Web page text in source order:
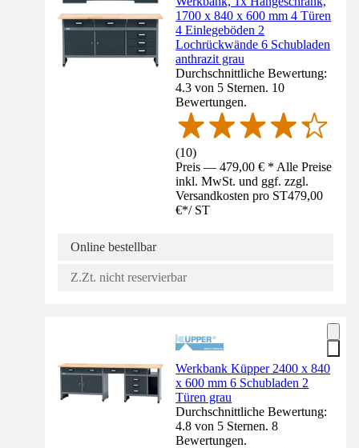
1700 x 840 x 600 mm 4 Türen
4 Einlegeböden 2
Lochrückwände 6 Schubladen
anthrazit grau
Durchschnittliche Bewertung:
4.3 von 5 Sternen. 10
Bewertungen.
(10)
Preis — 479,00 € * Alle Preise
inkl. MwSt. und ggf. zzgl.
Versandkosten pro ST479,00
€*/ ST
Online bestellbar
Z.Zt. nicht reservierbar
Werkbank Küpper 2400 x 840
x 600 mm 6 Schubladen 2
Türen grau
Durchschnittliche Bewertung:
4.8 von 5 Sternen. 8
Bewertungen.